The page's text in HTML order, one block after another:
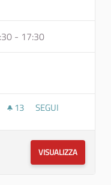
- 17:30
13 13 SOSTENITORI
SEGUI
VISUALIZZA